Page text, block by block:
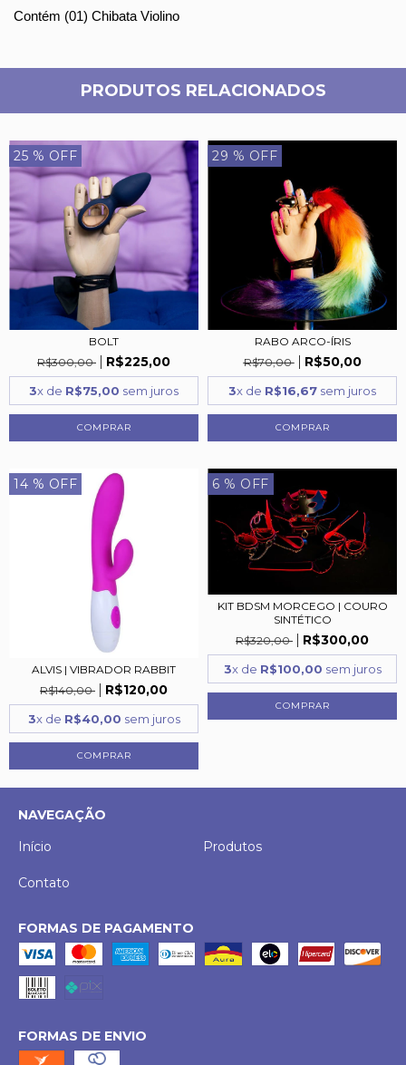
Contém (01) Chibata Violino
PRODUTOS RELACIONADOS
25 % OFF
BOLT
R$300,00
R$225,00
3x de R$75,00 sem juros
29 % OFF
RABO ARCO-ÍRIS
R$70,00
R$50,00
3x de R$16,67 sem juros
14 % OFF
ALVIS | VIBRADOR RABBIT
R$140,00
R$120,00
3x de R$40,00 sem juros
6 % OFF
KIT BDSM MORCEGO | COURO
SINTÉTICO
R$320,00
R$300,00
3x de R$100,00 sem juros
NAVEGAÇÃO
Início
Produtos
Contato
FORMAS DE PAGAMENTO
FORMAS DE ENVIO